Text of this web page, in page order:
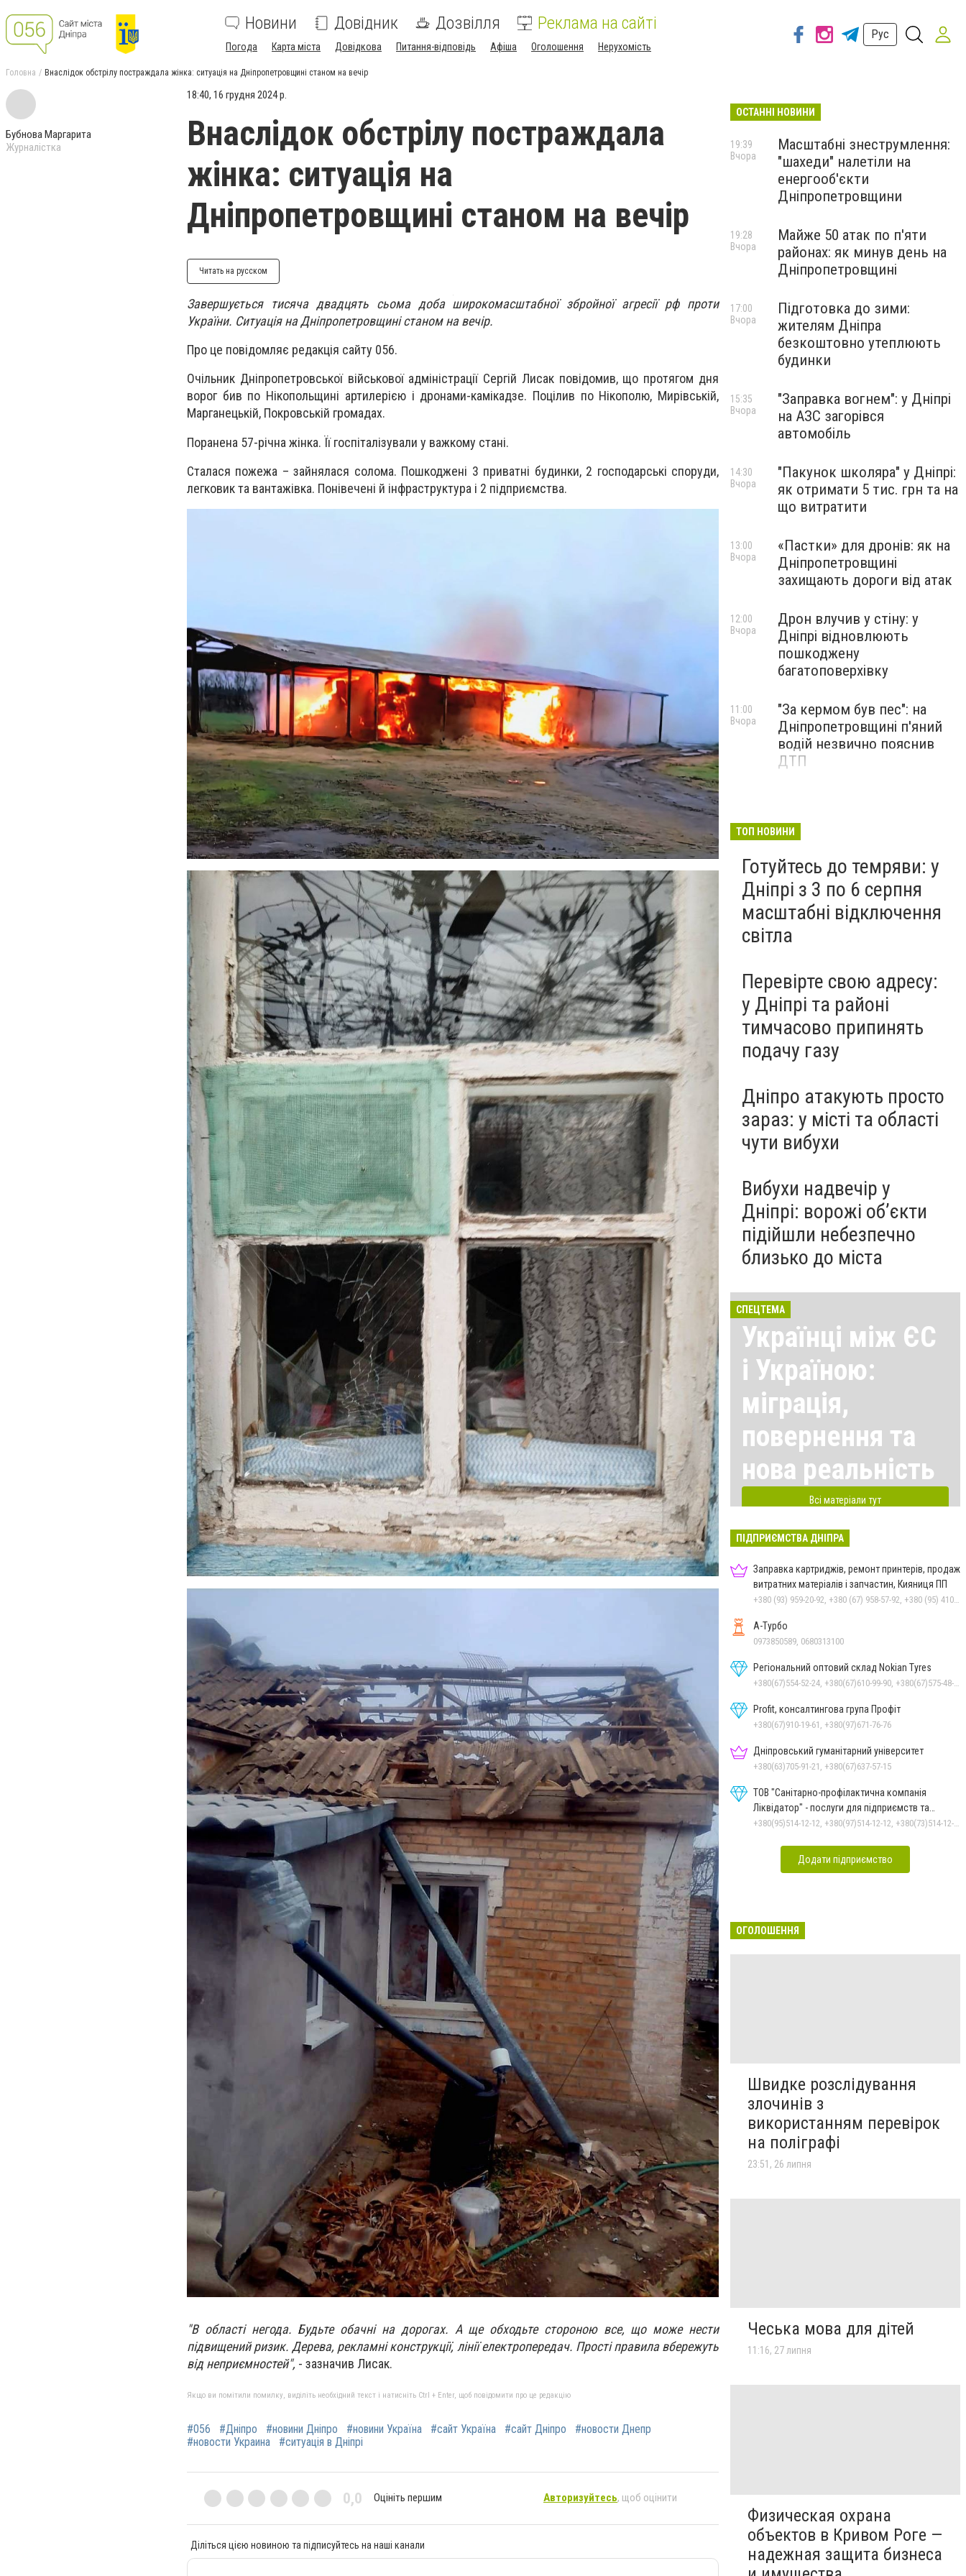
Новини Довідник Дозвілля Реклама на сайті
Погода Карта міста Довідкова Питання-відповідь Афіша Оголошення Нерухомість
Рус
Головна Внаслідок обстрілу постраждала жінка: ситуація на Дніпропетровщині станом на вечір
Бубнова Маргарита
Журналістка
18:40, 16 грудня 2024 р.
Внаслідок обстрілу постраждала
жінка: ситуація на
Дніпропетровщині станом на вечір
Читать на русском
Завершується тисяча двадцять сьома доба широкомасштабної збройної агресії рф проти
України. Ситуація на Дніпропетровщині станом на вечір.
Про це повідомляє редакція сайту 056.
Очільник Дніпропетровської військової адміністрації Сергій Лисак повідомив, що протягом дня
ворог бив по Нікопольщині артилерією і дронами-камікадзе. Поцілив по Нікополю, Мирівській,
Марганецькій, Покровській громадах.
Поранена 57-річна жінка. Її госпіталізували у важкому стані.
Сталася пожежа – зайнялася солома. Пошкоджені 3 приватні будинки, 2 господарські споруди,
легковик та вантажівка. Понівечені й інфраструктура і 2 підприємства.
"В області негода. Будьте обачні на дорогах. А ще обходьте стороною все, що може нести
підвищений ризик. Дерева, рекламні конструкції, лінії електропередач. Прості правила вбережуть
від неприємностей", - зазначив Лисак.
Якщо ви помітили помилку, виділіть необхідний текст і натисніть Ctrl + Enter, щоб повідомити про це редакцію
#056 #Дніпро #новини Дніпро #новини Україна #сайт Україна #сайт Дніпро
#новости Днепр
#новости Украина
#ситуація в Дніпрі
0,0 Оцініть першим Авторизуйтесь, щоб оцінити
Діліться цією новиною та підписуйтесь на наші канали
ОСТАННІ НОВИНИ
Масштабні знеструмлення:
"шахеди" налетіли на
енергооб'єкти
Дніпропетровщини
19:39
Вчора
Майже 50 атак по п'яти
районах: як минув день на
Дніпропетровщині
19:28
Вчора
Підготовка до зими:
жителям Дніпра
безкоштовно утеплюють
будинки
17:00
Вчора
"Заправка вогнем": у Дніпрі
на АЗС загорівся
автомобіль
15:35
Вчора
"Пакунок школяра" у Дніпрі:
як отримати 5 тис. грн та на
що витратити
14:30
Вчора
«Пастки» для дронів: як на
Дніпропетровщині
захищають дороги від атак
13:00
Вчора
Дрон влучив у стіну: у
Дніпрі відновлюють
пошкоджену
багатоповерхівку
12:00
Вчора
"За кермом був пес": на
Дніпропетровщині п'яний
водій незвично пояснив
ДТП
11:00
Вчора
ТОП НОВИНИ
Готуйтесь до темряви: у
Дніпрі з 3 по 6 серпня
масштабні відключення
світла
Перевірте свою адресу:
у Дніпрі та районі
тимчасово припинять
подачу газу
Дніпро атакують просто
зараз: у місті та області
чути вибухи
Вибухи надвечір у
Дніпрі: ворожі об’єкти
підійшли небезпечно
близько до міста
СПЕЦТЕМА
Українці між ЄС
і Україною:
міграція,
повернення та
нова реальність
Всі матеріали тут
ПІДПРИЄМСТВА ДНІПРА
Заправка картриджів, ремонт принтерів, продаж
витратних матеріалів і запчастин, Кияниця ПП
А-Турбо
0973850589, 0680313100
Регіональний оптовий склад Nokian Tyres
Profit, консалтингова група Профіт
+380(67)910-19-61, +380(97)671-76-76
Дніпровський гуманітарний університет
+380(63)705-91-21, +380(67)637-57-15
ТОВ "Санітарно-профілактична компанія
Ліквідатор" - послуги для підприємств та
населення
Додати підприємство
ОГОЛОШЕННЯ
Швидке розслідування
злочинів з
використанням перевірок
на поліграфі
23:51, 26 липня
Чеська мова для дітей
11:16, 27 липня
Физическая охрана
объектов в Кривом Роге —
надежная защита бизнеса